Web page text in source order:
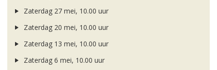
Zaterdag 27 mei, 10.00 uur
Zaterdag 20 mei, 10.00 uur
Zaterdag 13 mei, 10.00 uur
Zaterdag 6 mei, 10.00 uur